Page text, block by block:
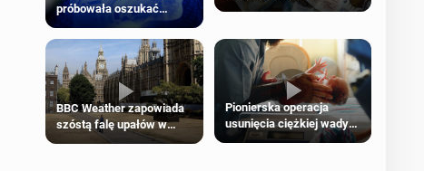
próbowała oszukać
człowieka
schorzenia psychiczne
BBC Weather zapowiada
szóstą falę upałów w
Londynie
Pionierska operacja
usunięcia ciężkiej wady
wrodzonej płodu w łonie